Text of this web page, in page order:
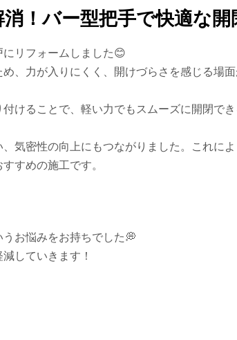
！バー型把手で快適な開